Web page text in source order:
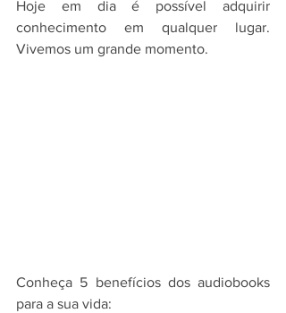
Hoje em dia é possível adquirir
conhecimento em qualquer lugar.
Vivemos um grande momento.
Conheça 5 benefícios dos audiobooks
para a sua vida: